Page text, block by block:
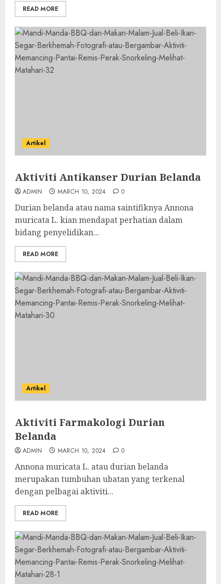
READ MORE
Artikel
Aktiviti Antikanser Durian Belanda
ADMIN MARCH 10, 2024 0
Durian belanda atau nama saintifiknya Annona
muricata L. kian mendapat perhatian dalam
bidang penyelidikan...
READ MORE
Artikel
Aktiviti Farmakologi Durian
Belanda
ADMIN MARCH 10, 2024 0
Annona muricata L. atau durian belanda
merupakan tumbuhan ubatan yang terkenal
dengan pelbagai aktiviti...
READ MORE